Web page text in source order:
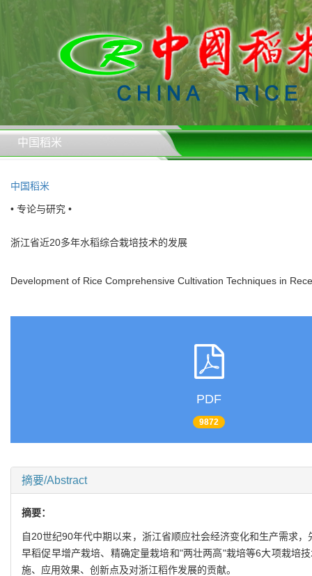
中国稻米
中国稻米
• 专论与研究 •
浙江省近20多年水稻综合栽培技术的发展
Development of Rice Comprehensive Cultivation Techniques in
PDF
9872
摘要/Abstract
摘要：
自20世纪90年代中期以来，浙江省顺应社会经济变化和生产需求
早稻促早增产栽培、精确定量栽培和"两壮两高"栽培等6大项栽培
施、应用效果、创新点及对浙江稻作发展的贡献。